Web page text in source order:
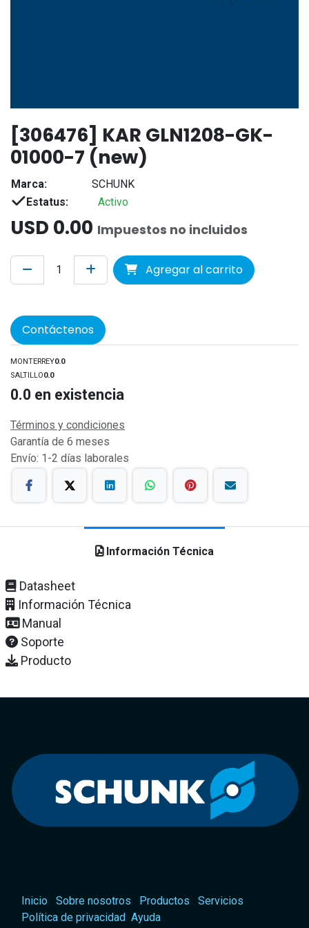
[306476] KAR GLN1208-GK-
01000-7 (new)
Marca:
SCHUNK
Estatus:
Activo
USD 0.00 Impuestos no incluidos
Agregar al carrito
Contáctenos
MONTERREY0.0
SALTILLO0.0
0.0 en existencia
Términos y condiciones
Garantía de 6 meses
Envío: 1-2 días laborales
Información Técnica
Datasheet
Información Técnica
Manual
Soporte
Producto
Inicio Sobre nosotros Productos
Servicios
Política de privacidad Ayuda